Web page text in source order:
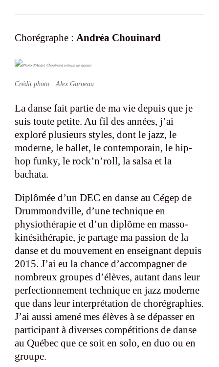
Chorégraphe : Andréa Chouinard
Crédit photo : Alex Garneau
La danse fait partie de ma vie depuis que je
suis toute petite. Au fil des années, j’ai
exploré plusieurs styles, dont le jazz, le
moderne, le ballet, le contemporain, le hip-
hop funky, le rock’n’roll, la salsa et la
bachata.
Diplômée d’un DEC en danse au Cégep de
Drummondville, d’une technique en
physiothérapie et d’un diplôme en masso-
kinésithérapie, je partage ma passion de la
danse et du mouvement en enseignant depuis
2015. J’ai eu la chance d’accompagner de
nombreux groupes d’élèves, autant dans leur
perfectionnement technique en jazz moderne
que dans leur interprétation de chorégraphies.
J’ai aussi amené mes élèves à se dépasser en
participant à diverses compétitions de danse
au Québec que ce soit en solo, en duo ou en
groupe.